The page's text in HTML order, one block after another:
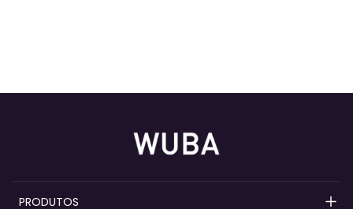
PRODUTOS